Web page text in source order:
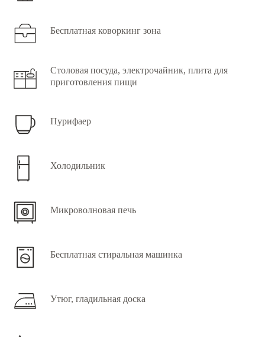
Бесплатная коворкинг зона
Столовая посуда, электрочайник, плита для
приготовления пищи
Пурифаер
Холодильник
Микроволновая печь
Бесплатная стиральная машинка
Утюг, гладильная доска